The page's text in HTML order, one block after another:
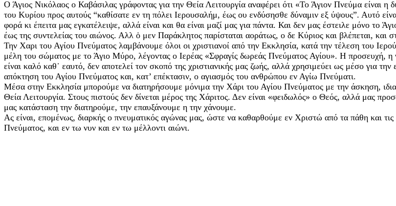
Ο Άγιος Νικόλαος ο Καβάσιλας γράφοντας για την Θεία Λειτουργία αναφέρει ότι «Το Άγιον Πνεύμα
του Κυρίου προς αυτούς “καθίσατε εν τη πόλει Ιερουσαλήμ, έως ου ενδύσησθε δύναμιν εξ ύψους”. Αυτό
φορά κι έπειτα μας εγκατέλειψε, αλλά είναι και θα είναι μαζί μας για πάντα. Και δεν μας έστειλε μόνο το
έως της συντελείας του αιώνος. Αλλ ὁ μεν Παράκλητος παρίσταται αοράτως, ο δε Κύριος και βλέπεται, και
Την Χαρι του Αγίου Πνεύματος λαμβάνουμε όλοι οι χριστιανοί από την Εκκλησία, κατά την τέλεση του
μέλη του σώματος με το Άγιο Μύρο, λέγοντας ο Ιερέας «Σφραγίς δωρεάς Πνεύματος Αγίου». Η προσευχή,
είναι καλό καθ᾽ εαυτό, δεν αποτελεί τον σκοπό της χριστιανικής μας ζωής, αλλά χρησιμεύει ως μέσο για την
απόκτηση του Αγίου Πνεύματος και, κατ’ επέκτασιν, ο αγιασμός του ανθρώπου εν Αγίω Πνεύματι.
Μέσα στην Εκκλησία μπορούμε να διατηρήσουμε μόνιμα την Χάρι του Αγίου Πνεύματος με την άσκηση,
Θεία Λειτουργία. Στους πιστούς δεν δίνεται μέρος της Χάριτος. Δεν είναι «φειδωλός» ο Θεός, αλλά μας
μας κατάσταση την διατηρούμε, την επαυξάνουμε η την χάνουμε.
Ας είναι, επομένως, διαρκής ο πνευματικός αγώνας μας, ώστε να καθαρθούμε εν Χριστώ από τα πάθη και
Πνεύματος, και εν τω νυν και εν τω μέλλοντι αιώνι.